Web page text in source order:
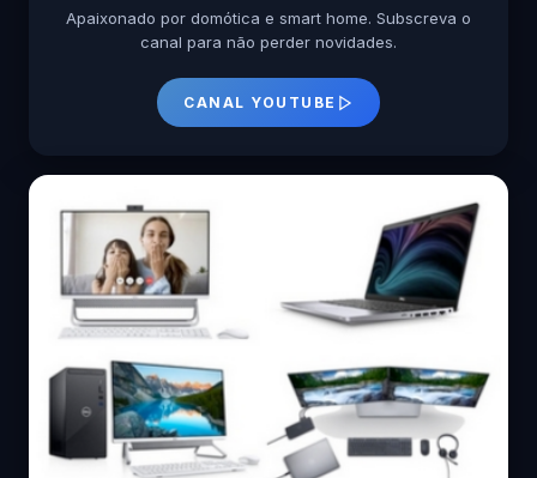
Apaixonado por domótica e smart home. Subscreva o
canal para não perder novidades.
CANAL YOUTUBE